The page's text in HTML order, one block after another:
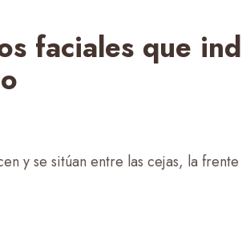
faciales que
y se sitúan entre las cejas, la frente